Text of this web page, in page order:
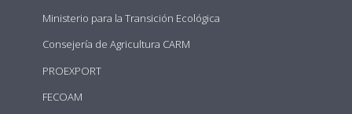
Ministerio para la Transición Ecológica
Consejería de Agricultura CARM
PROEXPORT
FECOAM